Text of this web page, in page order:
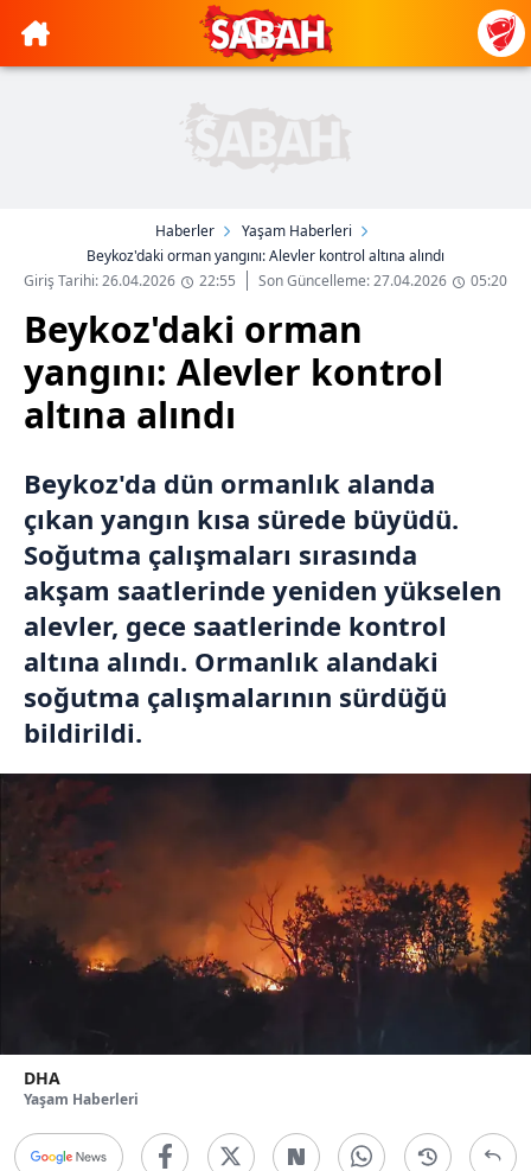
Haberler
Yaşam Haberleri
Beykoz'daki orman yangını: Alevler kontrol altına alındı
Giriş Tarihi: 26.04.2026
22:55 Son Güncelleme: 27.04.2026 05:20
Beykoz'daki orman
yangını: Alevler kontrol
altına alındı
Beykoz'da dün ormanlık alanda
çıkan yangın kısa sürede büyüdü.
Soğutma çalışmaları sırasında
akşam saatlerinde yeniden yükselen
alevler, gece saatlerinde kontrol
altına alındı. Ormanlık alandaki
soğutma çalışmalarının sürdüğü
bildirildi.
DHA
Yaşam Haberleri